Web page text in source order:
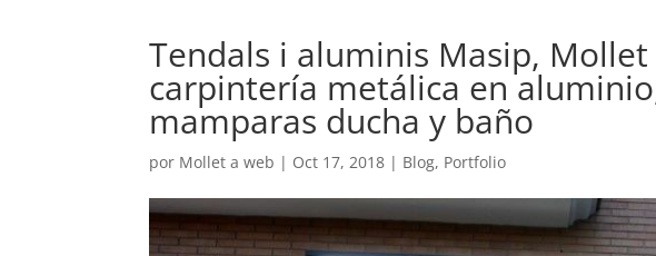
Tendals i aluminis Masip,
carpintería metálica en
mamparas ducha y baño
por Mollet a web | Oct 17, 2018 | Blog, Portfolio